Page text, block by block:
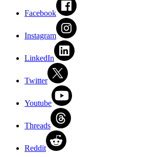
Facebook
Instagram
LinkedIn
Twitter
Youtube
Threads
Reddit